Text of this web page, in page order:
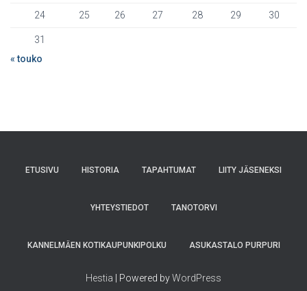
24 25 26 27 28 29 30
31
« touko
ETUSIVU HISTORIA TAPAHTUMAT LIITY JÄSENEKSI
YHTEYSTIEDOT TANOTORVI
KANNELMÄEN KOTIKAUPUNKIPOLKU ASUKASTALO PURPURI
Hestia | Powered byWordPress